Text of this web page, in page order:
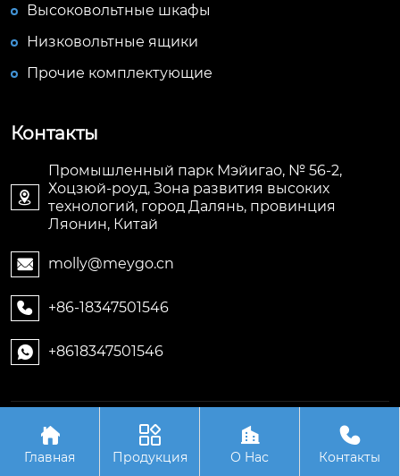
Высоковольтные шкафы
Низковольтные ящики
Прочие комплектующие
Контакты

Промышленный парк Мэйигао, № 56-2,
Хоцзюй-роуд, Зона развития высоких
технологий, город Далянь, провинция
Ляонин, Китай
 molly@meygo.cn
 +86-18347501546
 +8618347501546
Авторское право©ООО Ляонин Мэйигао Электро
Автоматизация Оборудования

Главная

Продукция

О Hас

Контакты